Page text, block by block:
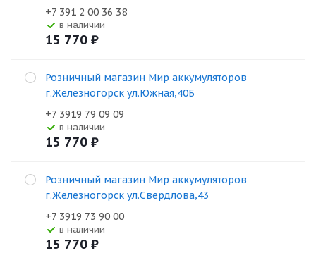
+7 391 2 00 36 38
В наличии
15 770 ₽
Розничный магазин Мир аккумуляторов
г.Железногорск ул.Южная,40Б
+7 3919 79 09 09
В наличии
15 770 ₽
Розничный магазин Мир аккумуляторов
г.Железногорск ул.Свердлова,43
+7 3919 73 90 00
В наличии
15 770 ₽